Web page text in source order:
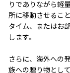
りでありながら軽
所に移動させるこ
タイム、またはお
します。
さらに、海外への
族への贈り物とし